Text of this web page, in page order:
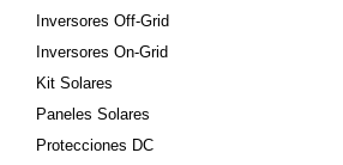
Inversores Off-Grid
Inversores On-Grid
Kit Solares
Paneles Solares
Protecciones DC